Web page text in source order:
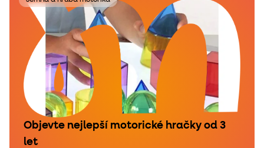
Objevte nejlepší motorické hračky od 3
let